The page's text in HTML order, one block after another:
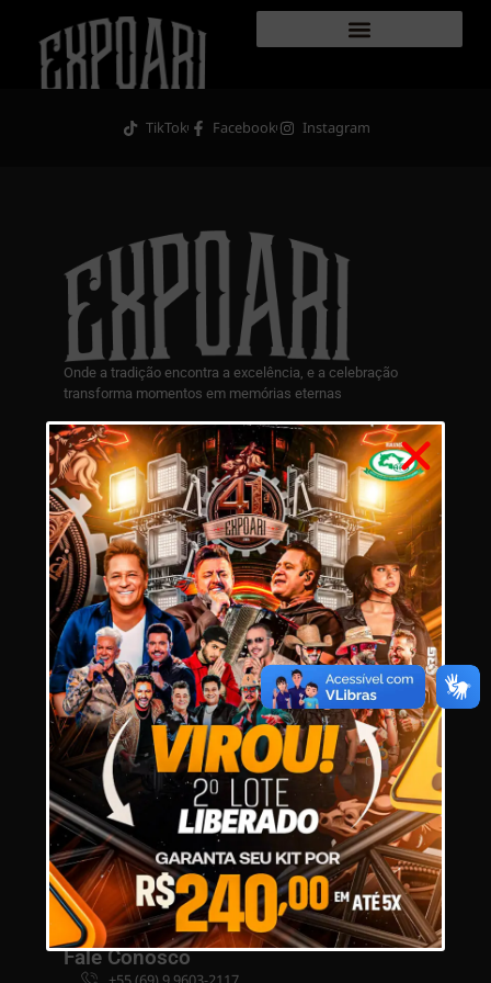
ExpoMedici
TikTok Facebook Instagram
Onde a tradição encontra a excelência, e a celebração
transforma momentos em memórias eternas
Links Úteis
Início
Notícias
Passaporte
Contato
Organizador do Evento
Associacao dos Pecuaristas de Ariquemes
Ajuda
Dúvidas Frequentes
Política de Privacidade
Termos de Uso
Fale Conosco
CNPJ: 04.281.150/0001-71
Ariquemes – RO
Fale Conosco